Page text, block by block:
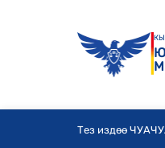
Тез издөө ЧУА